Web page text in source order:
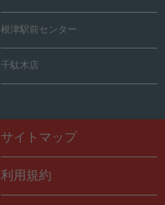
根津駅前センター
千駄木店
サイトマップ
利用規約